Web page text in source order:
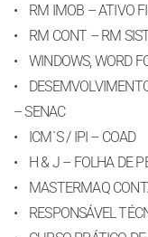
• RM IMOB – ATIVO
• RM CONT – RM
• WINDOWS, WORD
•
– SENAC
• ICM`S / IPI – COAD
• H & J – FOLHA DE
• MASTERMAQ
• RESPONSÁVEL